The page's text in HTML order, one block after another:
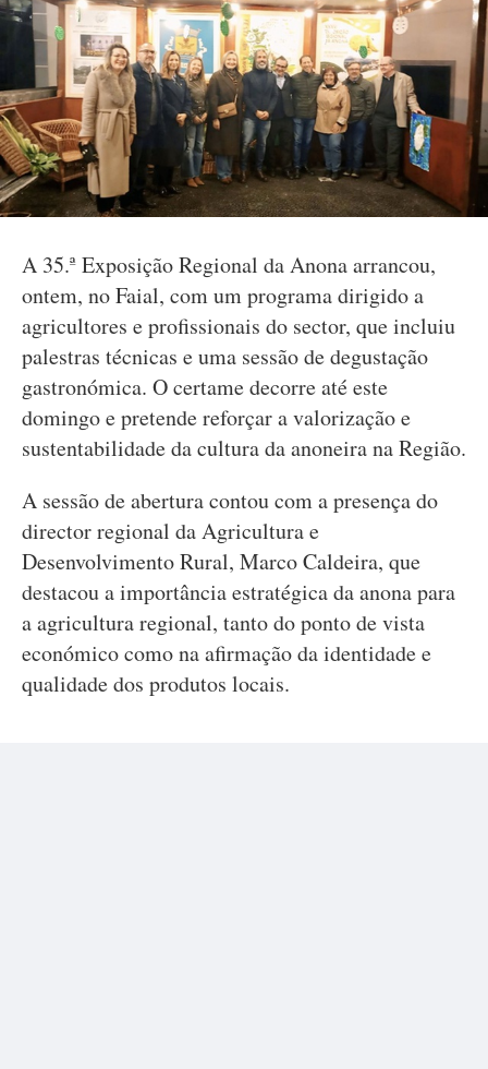
A 35.ª Exposição Regional da Anona arrancou,
ontem, no Faial, com um programa dirigido a
agricultores e profissionais do sector, que incluiu
palestras técnicas e uma sessão de degustação
gastronómica. O certame decorre até este
domingo e pretende reforçar a valorização e
sustentabilidade da cultura da anoneira na Região.
A sessão de abertura contou com a presença do
director regional da Agricultura e
Desenvolvimento Rural, Marco Caldeira, que
destacou a importância estratégica da anona para
a agricultura regional, tanto do ponto de vista
económico como na afirmação da identidade e
qualidade dos produtos locais.